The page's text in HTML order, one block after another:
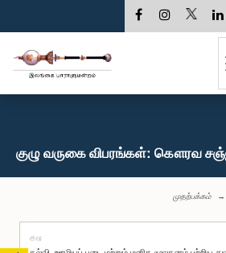
குழு வருகை விபரங்கள்: கௌரவ
முதற்பக்கம்
குழு